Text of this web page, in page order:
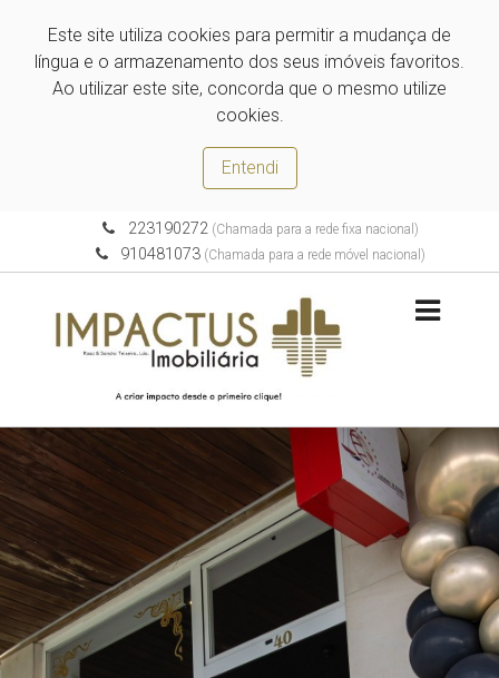
Este site utiliza cookies para permitir a mudança de
língua e o armazenamento dos seus imóveis favoritos.
Ao utilizar este site, concorda que o mesmo utilize
cookies.
Entendi
223190272(Chamada para a rede fixa nacional)
910481073 (Chamada para a rede móvel nacional)